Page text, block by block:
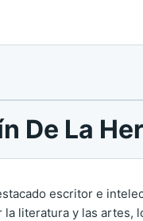
De La
escritor e
literatura y las